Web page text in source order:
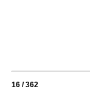
16 / 362